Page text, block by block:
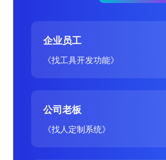
企业员工
《找工具开发功能》
公司老板
《找人定制系统》